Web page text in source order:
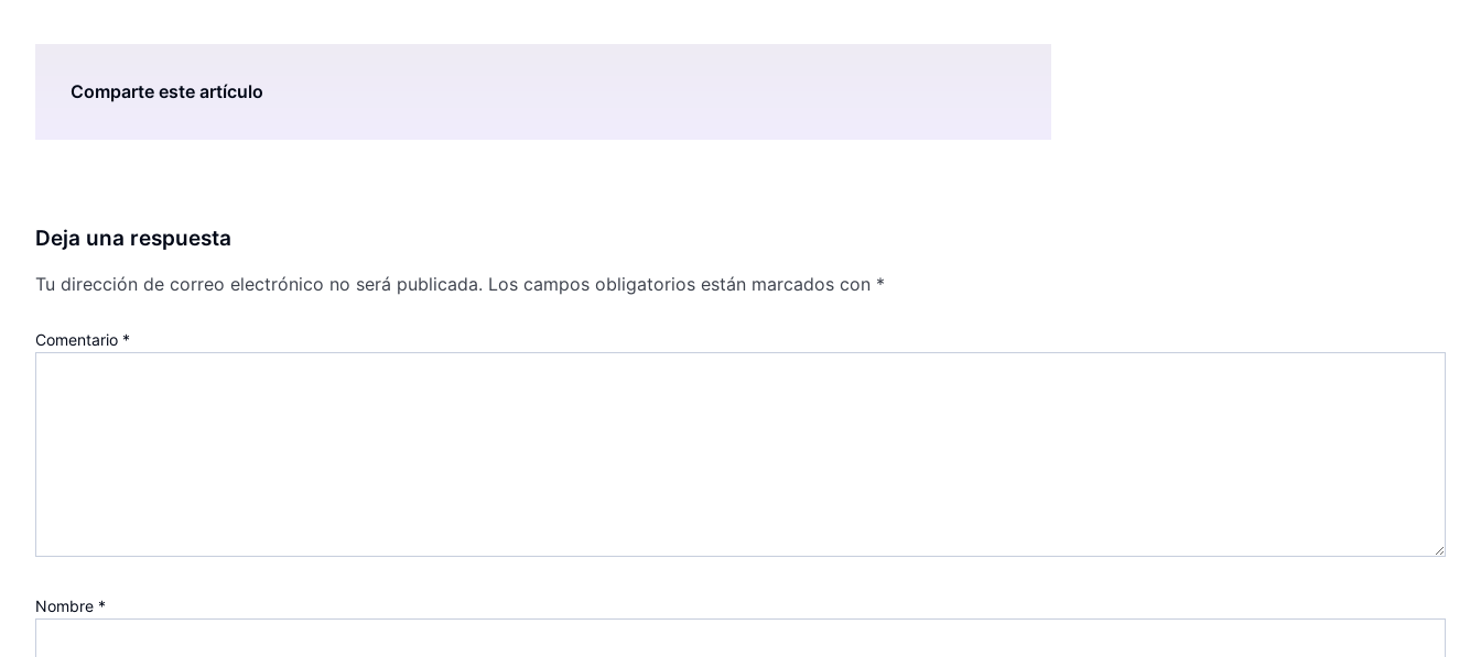
Comparte este artículo
Deja una respuesta
Tu dirección de correo electrónico no será publicada. Los campos obligatorios están marcados con *
Comentario *
Nombre *